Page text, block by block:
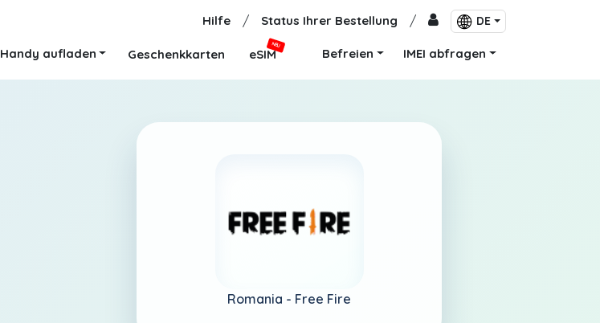
Hilfe / Status Ihrer Bestellung / DE
Handy aufladen Geschenkkarten eSIM
NEU
Befreien IMEI abfragen
Romania - Free Fire